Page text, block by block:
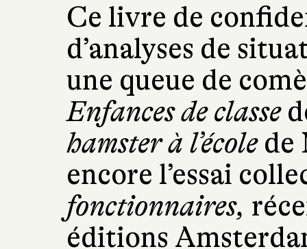
Ce livre de
d’analyses de
une queue de
Enfances de classe
hamster à l’école de
encore l’essai
fonctionnaires,
éditions